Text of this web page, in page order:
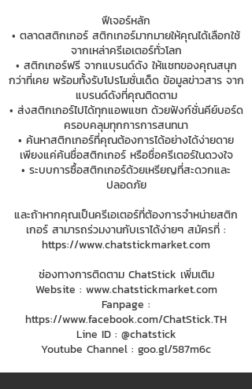
ฟีเจอร์หลัก
• ตลาดสติกเกอร์ สติกเกอร์มากมายให้คุณได้เลือกใช้
จากเหล่าครีเอเตอร์ทั่วโลก
• สติกเกอร์ฟรี จากแบรนด์ดัง ให้แชทของคุณสนุก
กว่าที่เคย พร้อมทั้งรับโปรโมชั่นเด็ด ข้อมูลข่าวสาร จาก
แบรนด์ดังที่คุณติดตาม
• ส่งสติกเกอร์ไปได้ทุกแอพแชท ด้วยฟังก์ชั่นคีย์บอร์ด
ครอบคลุมทุกการการสนทนา
• ค้นหาสติกเกอร์ที่คุณต้องการได้อย่างได้ง่ายดาย
เพียงแค่ค้นชื่อสติกเกอร์ หรือชื่อครีเตอร์ในดวงใจ
• ระบบการซื้อสติกเกอร์ด้วยเหรียญที่สะดวกและ
ปลอดภัย
และถ้าหากคุณเป็นครีเอเตอร์ที่ต้องการจำหน่ายสติก
เกอร์ สามารถร่วมงานกับเราได้ง่ายๆ สมัครที่ :
https://www.chatstickmarket.com
ช่องทางการติดตาม ChatStick เพิ่มเติม
Website : www.chatstickmarket.com
Fanpage :
https://www.facebook.com/ChatStick.TH
Line ID : @chatstick
Youtube Channel : goo.gl/587m6c